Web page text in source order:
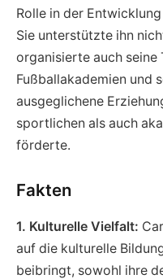
Rolle in der
Sie unterstützte ihn
organisierte auch seine
Fußballakademien und
ausgeglichene
sportlichen als auch
förderte.
Fakten
1. Kulturelle Vielfalt:
auf die kulturelle
beibringt, sowohl ihre